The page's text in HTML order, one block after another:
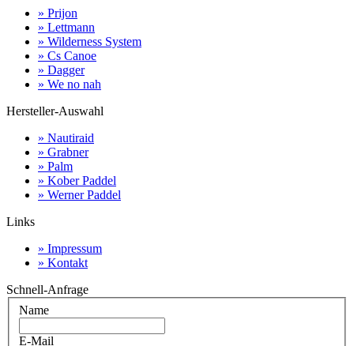
» Prijon
» Lettmann
» Wilderness System
» Cs Canoe
» Dagger
» We no nah
Hersteller-Auswahl
» Nautiraid
» Grabner
» Palm
» Kober Paddel
» Werner Paddel
Links
» Impressum
» Kontakt
Schnell-Anfrage
Name
E-Mail